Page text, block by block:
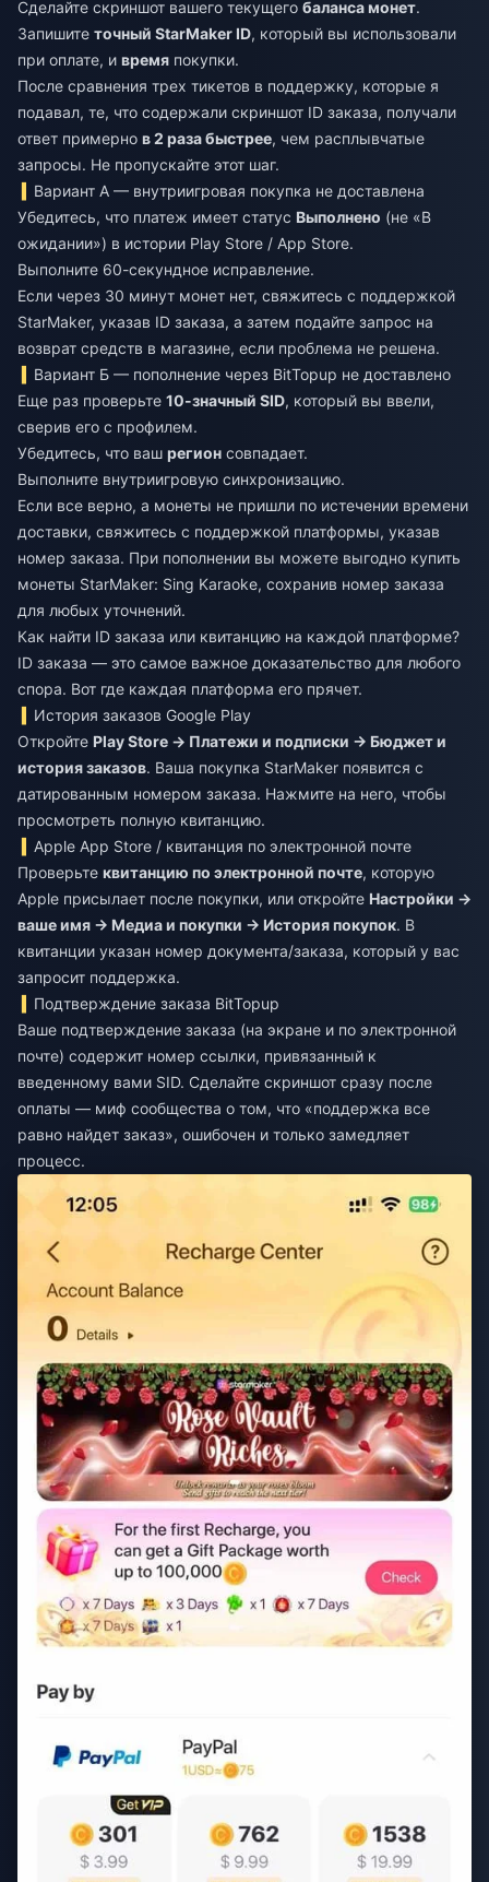
Сделайте скриншот вашего текущего баланса монет.
Запишите точный StarMaker ID, который вы использовали
при оплате, и время покупки.
После сравнения трех тикетов в поддержку, которые я
подавал, те, что содержали скриншот ID заказа, получали
ответ примерно в 2 раза быстрее, чем расплывчатые
запросы. Не пропускайте этот шаг.
Вариант А — внутриигровая покупка не доставлена
Убедитесь, что платеж имеет статус Выполнено (не «В
ожидании») в истории Play Store / App Store.
Выполните 60-секундное исправление.
Если через 30 минут монет нет, свяжитесь с поддержкой
StarMaker, указав ID заказа, а затем подайте запрос на
возврат средств в магазине, если проблема не решена.
Вариант Б — пополнение через BitTopup не доставлено
Еще раз проверьте 10-значный SID, который вы ввели,
сверив его с профилем.
Убедитесь, что ваш регион совпадает.
Выполните внутриигровую синхронизацию.
Если все верно, а монеты не пришли по истечении времени
доставки, свяжитесь с поддержкой платформы, указав
номер заказа. При пополнении вы можете выгодно купить
монеты StarMaker: Sing Karaoke, сохранив номер заказа
для любых уточнений.
Как найти ID заказа или квитанцию на каждой платформе?
ID заказа — это самое важное доказательство для любого
спора. Вот где каждая платформа его прячет.
История заказов Google Play
Откройте Play Store → Платежи и подписки → Бюджет и
история заказов. Ваша покупка StarMaker появится с
датированным номером заказа. Нажмите на него, чтобы
просмотреть полную квитанцию.
Apple App Store / квитанция по электронной почте
Проверьте квитанцию по электронной почте, которую
Apple присылает после покупки, или откройте Настройки →
ваше имя → Медиа и покупки → История покупок. В
квитанции указан номер документа/заказа, который у вас
запросит поддержка.
Подтверждение заказа BitTopup
Ваше подтверждение заказа (на экране и по электронной
почте) содержит номер ссылки, привязанный к
введенному вами SID. Сделайте скриншот сразу после
оплаты — миф сообщества о том, что «поддержка все
равно найдет заказ», ошибочен и только замедляет
процесс.